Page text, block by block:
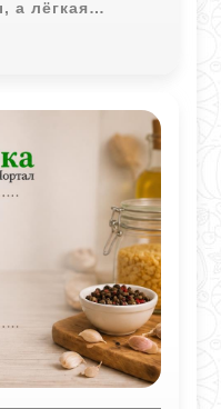
а лёгкая
кислинку